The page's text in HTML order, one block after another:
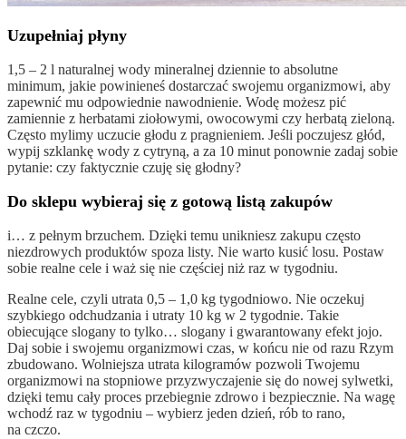
Uzupełniaj płyny
1,5 – 2 l naturalnej wody mineralnej dziennie to absolutne
minimum, jakie powinieneś dostarczać swojemu organizmowi, aby
zapewnić mu odpowiednie nawodnienie. Wodę możesz pić
zamiennie z herbatami ziołowymi, owocowymi czy herbatą zieloną.
Często mylimy uczucie głodu z pragnieniem. Jeśli poczujesz głód,
wypij szklankę wody z cytryną, a za 10 minut ponownie zadaj sobie
pytanie: czy faktycznie czuję się głodny?
Do sklepu wybieraj się z gotową listą zakupów
i… z pełnym brzuchem. Dzięki temu unikniesz zakupu często
niezdrowych produktów spoza listy. Nie warto kusić losu. Postaw
sobie realne cele i waż się nie częściej niż raz w tygodniu.
Realne cele, czyli utrata 0,5 – 1,0 kg tygodniowo. Nie oczekuj
szybkiego odchudzania i utraty 10 kg w 2 tygodnie. Takie
obiecujące slogany to tylko… slogany i gwarantowany efekt jojo.
Daj sobie i swojemu organizmowi czas, w końcu nie od razu Rzym
zbudowano. Wolniejsza utrata kilogramów pozwoli Twojemu
organizmowi na stopniowe przyzwyczajenie się do nowej sylwetki,
dzięki temu cały proces przebiegnie zdrowo i bezpiecznie. Na wagę
wchodź raz w tygodniu – wybierz jeden dzień, rób to rano,
na czczo.